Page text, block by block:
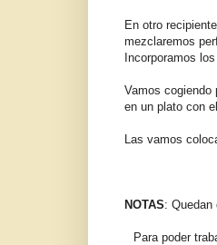
En otro
mezclaremos
Incorporamos
Vamos cogiendo
en un plato con
Las vamos
NOTAS:
Para poder